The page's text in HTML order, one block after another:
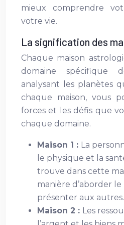
mieux comprendre
votre vie.
La signification des
Chaque maison
domaine spécifique
analysant les planètes
chaque maison, vous
forces et les défis que
chaque domaine.
Maison 1 : La
le physique et la
trouve dans cette
manière d’aborder
présenter aux autres.
Maison 2 : Les